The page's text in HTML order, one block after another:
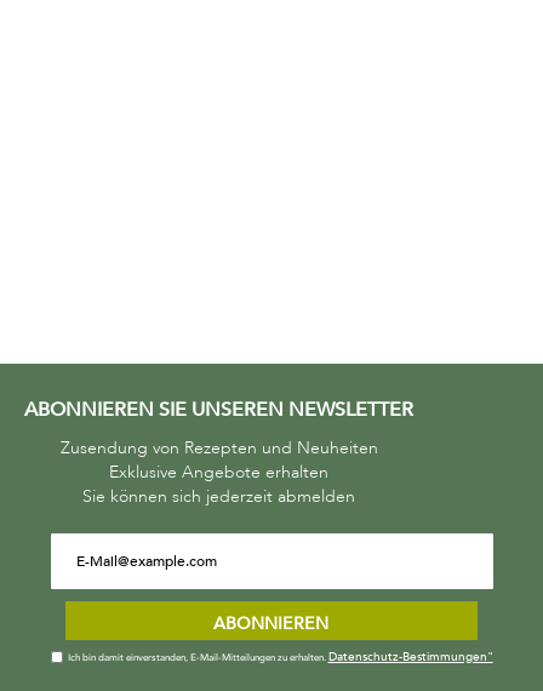
ABONNIEREN SIE UNSEREN NEWSLETTER
Zusendung von Rezepten und Neuheiten
Exklusive Angebote erhalten
Sie können sich jederzeit abmelden
ABONNIEREN
Ich bin damit einverstanden, E-Mail-Mitteilungen zu erhalten. Datenschutz-Bestimmungen"